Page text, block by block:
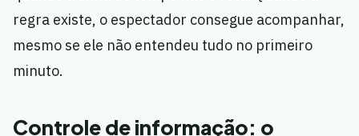
regra existe, o espectador consegue acompanhar,
mesmo se ele não entendeu tudo no primeiro
minuto.
Controle de informação: o